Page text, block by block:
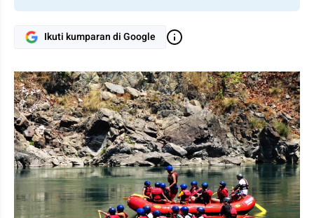
Ikuti kumparan di Google